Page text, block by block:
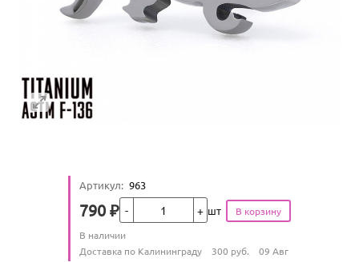
Артикул: 963
Цена
790 ₽ шт
Количество
В наличии
Условия доставки
Доставка по Калининграду 300 руб. 09 Авг